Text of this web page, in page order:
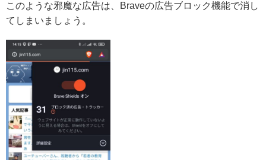
このような邪魔な広告は、Braveの広告ブロック機能で消し
てしまいましょう。